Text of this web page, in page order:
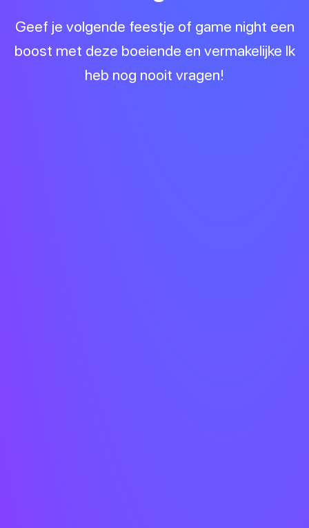
Geef je volgende feestje of game night een
boost met deze boeiende en vermakelijke Ik
heb nog nooit vragen!